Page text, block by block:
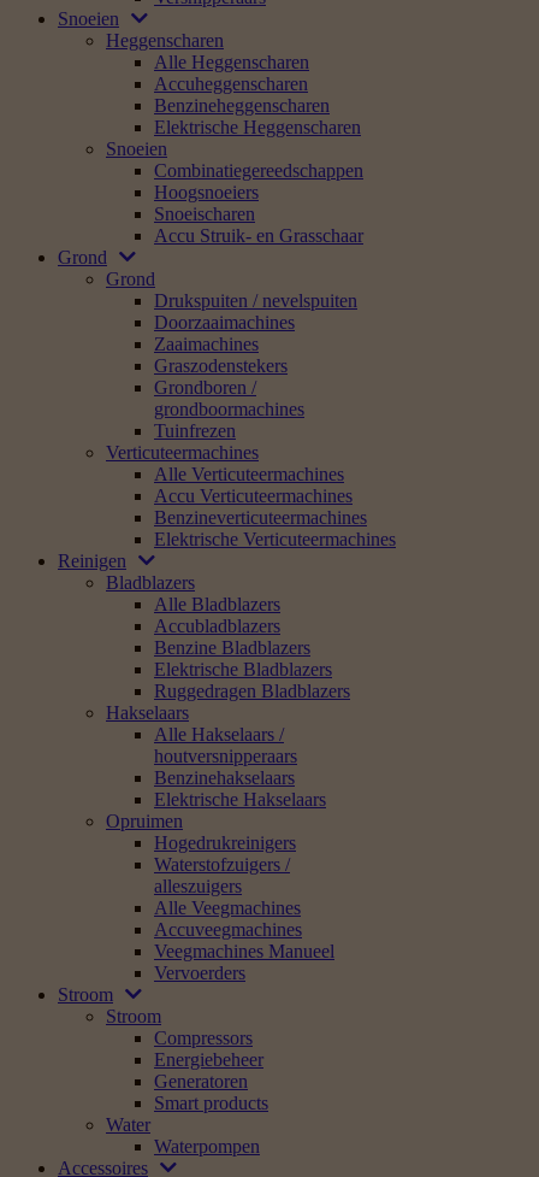
Snoeien
Heggenscharen
Alle Heggenscharen
Accuheggenscharen
Benzineheggenscharen
Elektrische Heggenscharen
Snoeien
Combinatiegereedschappen
Hoogsnoeiers
Snoeischaren
Accu Struik- en Grasschaar
Grond
Grond
Drukspuiten / nevelspuiten
Doorzaaimachines
Zaaimachines
Graszodenstekers
Grondboren /
grondboormachines
Tuinfrezen
Verticuteermachines
Alle Verticuteermachines
Accu Verticuteermachines
Benzineverticuteermachines
Elektrische Verticuteermachines
Reinigen
Bladblazers
Alle Bladblazers
Accubladblazers
Benzine Bladblazers
Elektrische Bladblazers
Ruggedragen Bladblazers
Hakselaars
Alle Hakselaars /
houtversnipperaars
Benzinehakselaars
Elektrische Hakselaars
Opruimen
Hogedrukreinigers
Waterstofzuigers /
alleszuigers
Alle Veegmachines
Accuveegmachines
Veegmachines Manueel
Vervoerders
Stroom
Stroom
Compressors
Energiebeheer
Generatoren
Smart products
Water
Waterpompen
Accessoires